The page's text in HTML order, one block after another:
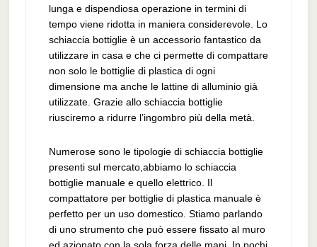
lunga e dispendiosa operazione in termini di
tempo viene ridotta in maniera considerevole. Lo
schiaccia bottiglie è un accessorio fantastico da
utilizzare in casa e che ci permette di compattare
non solo le bottiglie di plastica di ogni
dimensione ma anche le lattine di alluminio già
utilizzate. Grazie allo schiaccia bottiglie
riusciremo a ridurre l’ingombro più della metà.
Numerose sono le tipologie di schiaccia bottiglie
presenti sul mercato,abbiamo lo schiaccia
bottiglie manuale e quello elettrico. Il
compattatore per bottiglie di plastica manuale è
perfetto per un uso domestico. Stiamo parlando
di uno strumento che può essere fissato al muro